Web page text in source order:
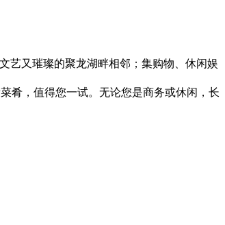
艺又璀璨的聚龙湖畔相邻；集购物、休闲娱
肴，值得您一试。无论您是商务或休闲，长